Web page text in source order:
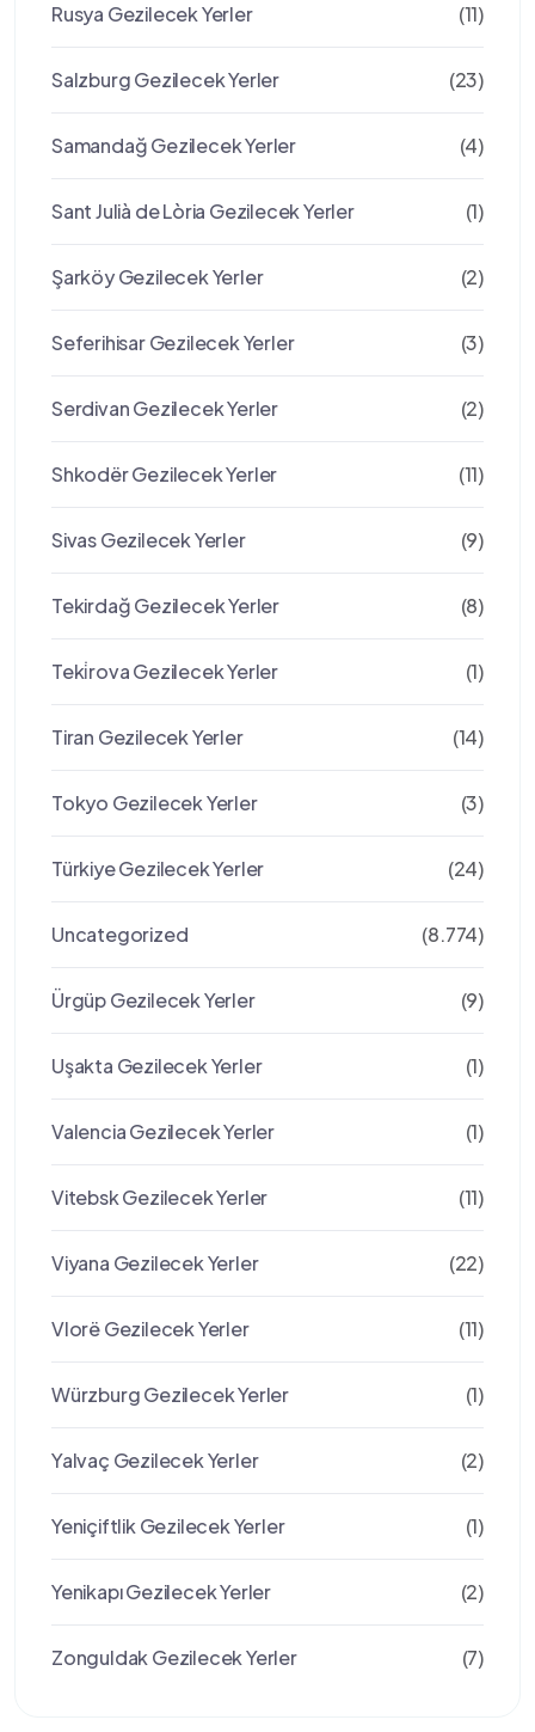
Rusya Gezilecek Yerler (11)
Salzburg Gezilecek Yerler (23)
Samandağ Gezilecek Yerler (4)
Sant Julià de Lòria Gezilecek Yerler (1)
Şarköy Gezilecek Yerler (2)
Seferihisar Gezilecek Yerler (3)
Serdivan Gezilecek Yerler (2)
Shkodër Gezilecek Yerler (11)
Sivas Gezilecek Yerler (9)
Tekirdağ Gezilecek Yerler (8)
Teki̇rova Gezilecek Yerler (1)
Tiran Gezilecek Yerler (14)
Tokyo Gezilecek Yerler (3)
Türkiye Gezilecek Yerler (24)
Uncategorized (8.774)
Ürgüp Gezilecek Yerler (9)
Uşakta Gezilecek Yerler (1)
Valencia Gezilecek Yerler (1)
Vitebsk Gezilecek Yerler (11)
Viyana Gezilecek Yerler (22)
Vlorë Gezilecek Yerler (11)
Würzburg Gezilecek Yerler (1)
Yalvaç Gezilecek Yerler (2)
Yeniçiftlik Gezilecek Yerler (1)
Yenikapı Gezilecek Yerler (2)
Zonguldak Gezilecek Yerler (7)